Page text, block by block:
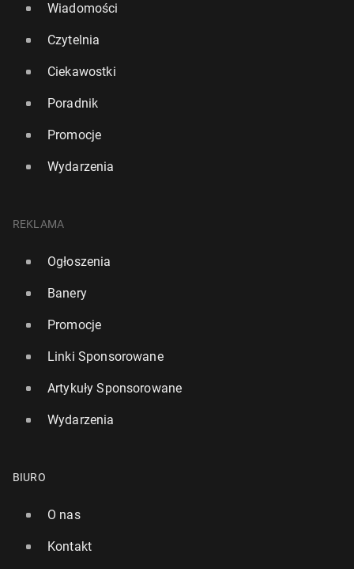
Wiadomości
Czytelnia
Ciekawostki
Poradnik
Promocje
Wydarzenia
REKLAMA
Ogłoszenia
Banery
Promocje
Linki Sponsorowane
Artykuły Sponsorowane
Wydarzenia
BIURO
O nas
Kontakt